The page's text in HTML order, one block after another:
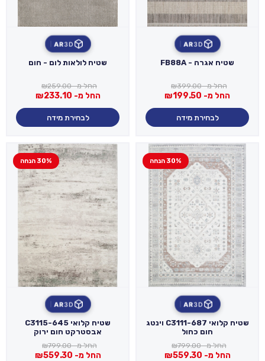
3D
AR
שטיח אגרה - FB88A
החל מ- ₪399.00
החל מ- ₪199.50
לבחירת מידה
3D
AR
שטיח לולאות לום - חום
החל מ- ₪259.00
החל מ- ₪233.10
לבחירת מידה
30% הנחה
3D
AR
שטיח קלואי C3111-687 וינטג
חום כחול
החל מ- ₪799.00
החל מ- ₪559.30
30% הנחה
3D
AR
שטיח קלואי C3115-645
אבסטרקט חום ירוק
החל מ- ₪799.00
החל מ- ₪559.30